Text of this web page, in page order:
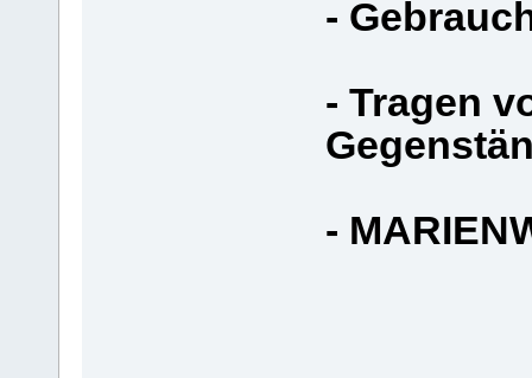
-
- Tragen
-